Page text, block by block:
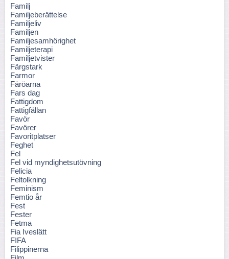
Familj
Familjeberättelse
Familjeliv
Familjen
Familjesamhörighet
Familjeterapi
Familjetvister
Färgstark
Farmor
Färöarna
Fars dag
Fattigdom
Fattigfällan
Favör
Favörer
Favoritplatser
Feghet
Fel
Fel vid myndighetsutövning
Felicia
Feltolkning
Feminism
Femtio år
Fest
Fester
Fetma
Fia Iveslätt
FIFA
Filippinerna